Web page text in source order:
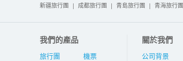
新疆旅行團 | 成都旅行團 | 青島旅行團 | 青海旅行團
我們的產品
旅行團
機票
關於我們
公司背景